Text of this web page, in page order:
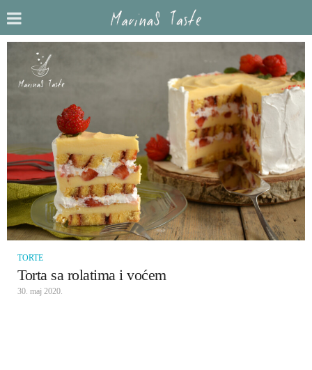
TORTE
Torta sa rolatima i voćem
30. maj 2020.